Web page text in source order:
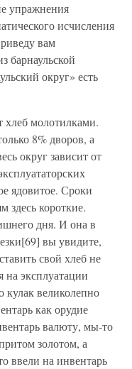
упражнения
исчисления
вам
барнаульской
округ» есть
хлеб молотилками.
8% дворов, а
округ зависит от
ядовитое. Сроки
здесь короткие.
дня. И она в
вы увидите,
свой хлеб не
на эксплуатации
великолепно
как орудие
валюту, мы-то
золотом, а
ввели на инвентарь